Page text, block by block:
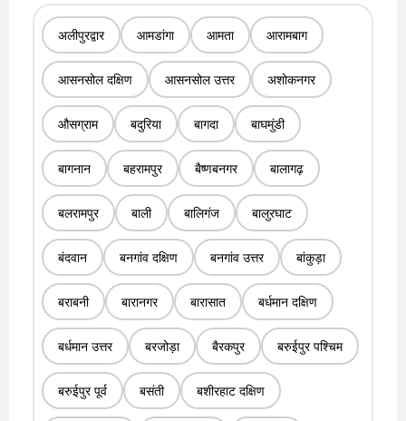
अलीपुरद्वार आमडांगा आमता आरामबाग
आसनसोल दक्षिण आसनसोल उत्तर अशोकनगर
औसग्राम बदुरिया बागदा बाघमुंडी
बागनान बहरामपुर बैष्णबनगर बालागढ़
बलरामपुर बाली बालिगंज बालुरघाट
बंदवान बनगांव दक्षिण बनगांव उत्तर बांकुड़ा
बराबनी बारानगर बारासात बर्धमान दक्षिण
बर्धमान उत्तर बरजोड़ा बैरकपुर बरुईपुर पश्चिम
बरुईपुर पूर्व बसंती बशीरहाट दक्षिण